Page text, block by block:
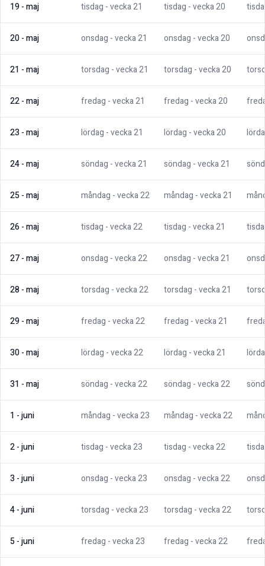
19-maj tisdag - vecka21 tisdag - vecka20
20-maj onsdag - vecka21 onsdag - vecka20
21 -maj torsdag - vecka21 torsdag - vecka20
22-maj fredag - vecka21 fredag - vecka20
23 -maj lördag - vecka21 lördag - vecka20
24-maj söndag - vecka21 söndag - vecka21
25-maj måndag - vecka22 måndag - vecka21
26-maj tisdag - vecka22 tisdag - vecka21
27-maj onsdag - vecka22 onsdag - vecka21
28-maj torsdag - vecka22 torsdag - vecka21
29-maj fredag - vecka22 fredag - vecka21
30-maj lördag - vecka22 lördag - vecka21
31 -maj söndag - vecka22 söndag - vecka22
1 -juni måndag - vecka23 måndag - vecka22
2-juni tisdag - vecka23 tisdag - vecka22
3 -juni onsdag - vecka23 onsdag - vecka22
4-juni torsdag - vecka23 torsdag - vecka22
5-juni fredag - vecka23 fredag - vecka22